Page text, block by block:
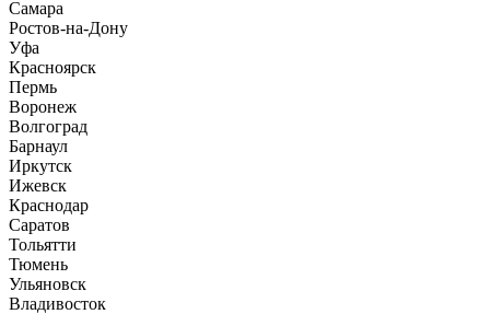
Самара
Ростов-на-Дону
Уфа
Красноярск
Пермь
Воронеж
Волгоград
Барнаул
Иркутск
Ижевск
Краснодар
Саратов
Тольятти
Тюмень
Ульяновск
Владивосток